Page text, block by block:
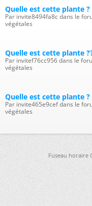
Quelle est cette plante ?
Par invite8494fa8c dans le
végétales
Quelle est cette plante
Par invitef76cc956 dans le
végétales
Quelle est cette plante ?
Par invite465e9cef dans le
végétales
Fuseau horaire